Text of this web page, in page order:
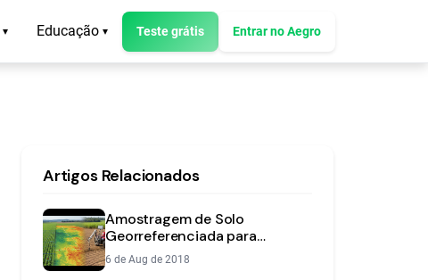
▾ Educação ▾ Teste grátis Entrar no Aegro
Artigos Relacionados
Amostragem de Solo
Georreferenciada para
Agricultura de Precisão
6 de Aug de 2018